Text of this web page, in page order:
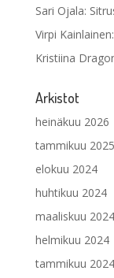
Sari Ojala:
Virpi Kainlainen:
Kristiina
Arkistot
heinäkuu 2026
tammikuu 2025
elokuu 2024
huhtikuu 2024
maaliskuu 2024
helmikuu 2024
tammikuu 2024